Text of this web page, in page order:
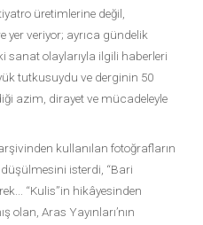
üretimlerine değil,
yer veriyor; ayrıca gündelik
sanat olaylarıyla ilgili haberleri
tutkusuydu ve derginin 50
azim, dirayet ve mücadeleyle
kullanılan fotoğrafların
düşülmesini isterdi, “Bari
“Kulis”in hikâyesinden
olan, Aras Yayınları’nın